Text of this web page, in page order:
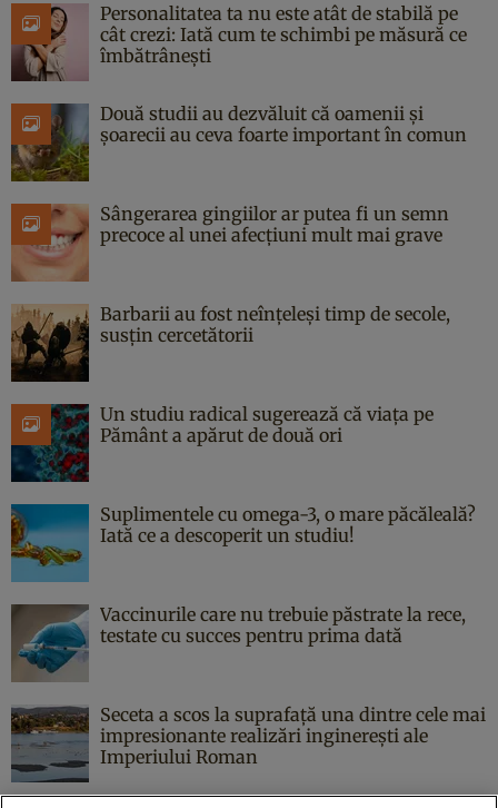
Personalitatea ta nu este atât de stabilă pe
cât crezi: Iată cum te schimbi pe măsură ce
îmbătrânești
Două studii au dezvăluit că oamenii și
șoarecii au ceva foarte important în comun
Sângerarea gingiilor ar putea fi un semn
precoce al unei afecțiuni mult mai grave
Barbarii au fost neînțeleși timp de secole,
susțin cercetătorii
Un studiu radical sugerează că viața pe
Pământ a apărut de două ori
Suplimentele cu omega-3, o mare păcăleală?
Iată ce a descoperit un studiu!
Vaccinurile care nu trebuie păstrate la rece,
testate cu succes pentru prima dată
Seceta a scos la suprafață una dintre cele mai
impresionante realizări inginerești ale
Imperiului Roman